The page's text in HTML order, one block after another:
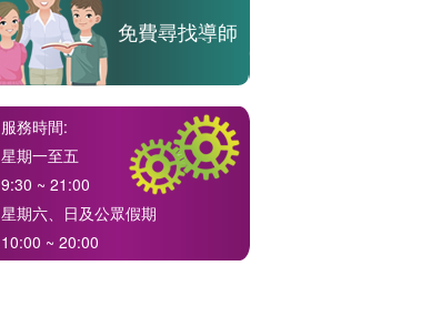
免費尋找導師
服務時間:
星期一至五
9:30 ~ 21:00
星期六、日及公眾假期
10:00 ~ 20:00